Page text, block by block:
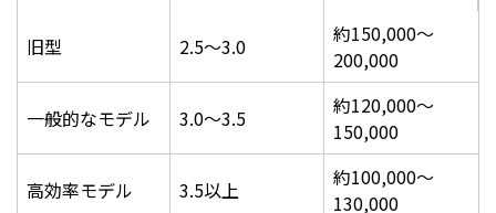
旧型 2.5〜3.0
約150,000〜
200,000
一般的なモデル 3.0〜3.5
約120,000〜
150,000
高効率モデル 3.5以上
約100,000〜
130,000